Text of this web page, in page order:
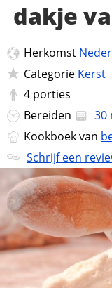
dakje
Herkomst
Categorie Kerst
4 porties
Bereiden
30
Kookboek van
Schrijf een